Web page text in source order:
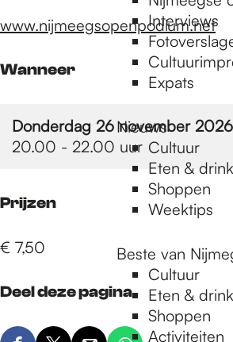
Interviews
Expats
Nieuws
Cultuur
Eten &
Shoppen
Weektips
Beste van
Cultuur
Eten &
Shoppen
Activiteiten
www.nijmeegsopenpodium.net
Wanneer
Donderdag 26 november 2026
20.00 - 22.00 uur
Prijzen
€ 7,50
Deel deze pagina